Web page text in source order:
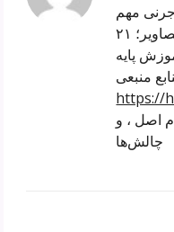
مهم
کامل میدجرنی برای خلق تصاویر؛ ۲۱
پایه
منبعی
https://
اصل ، و
چالش‌ها